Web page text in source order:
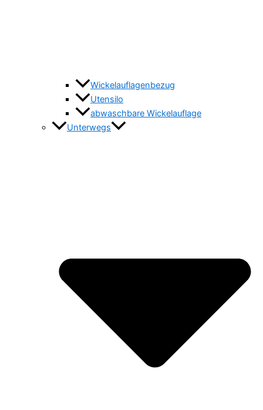
Wickelauflagenbezug
Utensilo
abwaschbare Wickelauflage
Unterwegs